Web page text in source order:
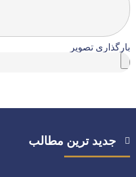
بارگذاری تصویر
جدید ترین مطالب